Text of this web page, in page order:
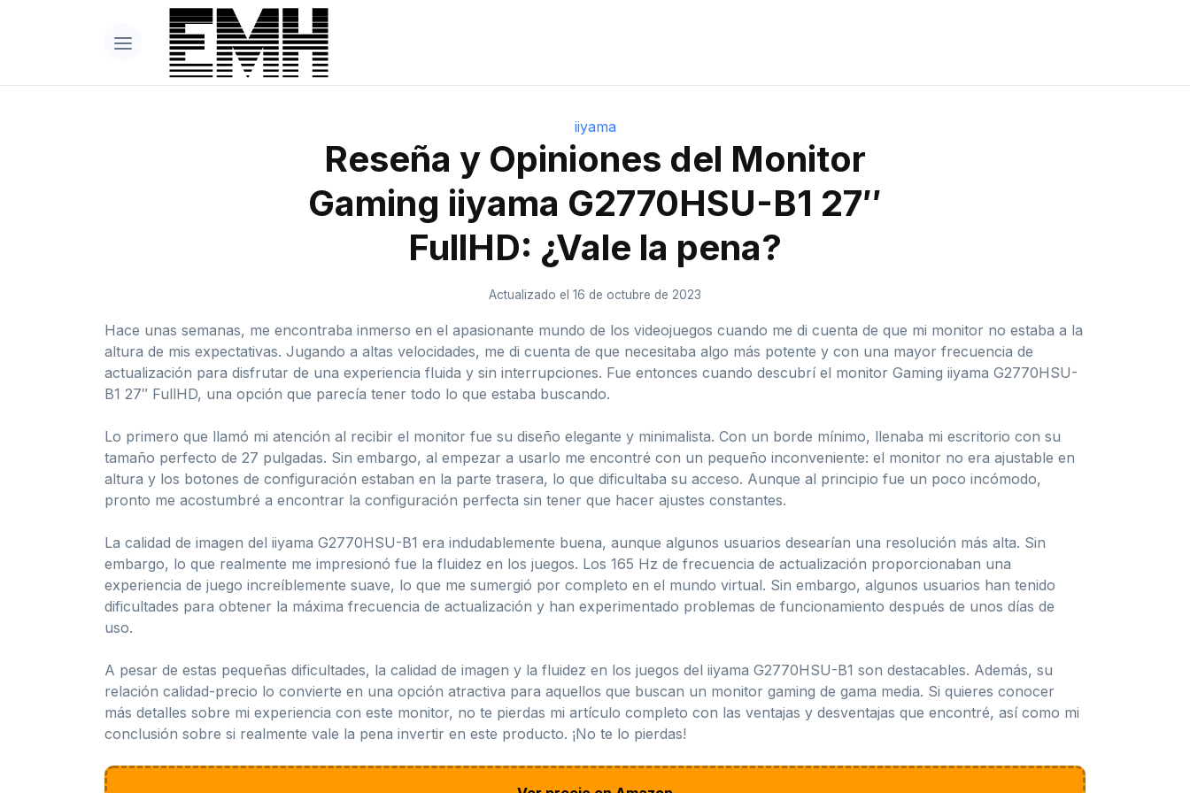
iiyama
Reseña y Opiniones del Monitor
Gaming iiyama G2770HSU-B1 27″
FullHD: ¿Vale la pena?
Actualizado el 16 de octubre de 2023
Hace unas semanas, me encontraba inmerso en el apasionante mundo de los videojuegos cuando me di cuenta de que mi monitor no estaba a la
altura de mis expectativas. Jugando a altas velocidades, me di cuenta de que necesitaba algo más potente y con una mayor frecuencia de
actualización para disfrutar de una experiencia fluida y sin interrupciones. Fue entonces cuando descubrí el monitor Gaming iiyama G2770HSU-
B1 27″ FullHD, una opción que parecía tener todo lo que estaba buscando.
Lo primero que llamó mi atención al recibir el monitor fue su diseño elegante y minimalista. Con un borde mínimo, llenaba mi escritorio con su
tamaño perfecto de 27 pulgadas. Sin embargo, al empezar a usarlo me encontré con un pequeño inconveniente: el monitor no era ajustable en
altura y los botones de configuración estaban en la parte trasera, lo que dificultaba su acceso. Aunque al principio fue un poco incómodo,
pronto me acostumbré a encontrar la configuración perfecta sin tener que hacer ajustes constantes.
La calidad de imagen del iiyama G2770HSU-B1 era indudablemente buena, aunque algunos usuarios desearían una resolución más alta. Sin
embargo, lo que realmente me impresionó fue la fluidez en los juegos. Los 165 Hz de frecuencia de actualización proporcionaban una
experiencia de juego increíblemente suave, lo que me sumergió por completo en el mundo virtual. Sin embargo, algunos usuarios han tenido
dificultades para obtener la máxima frecuencia de actualización y han experimentado problemas de funcionamiento después de unos días de
uso.
A pesar de estas pequeñas dificultades, la calidad de imagen y la fluidez en los juegos del iiyama G2770HSU-B1 son destacables. Además, su
relación calidad-precio lo convierte en una opción atractiva para aquellos que buscan un monitor gaming de gama media. Si quieres conocer
más detalles sobre mi experiencia con este monitor, no te pierdas mi artículo completo con las ventajas y desventajas que encontré, así como mi
conclusión sobre si realmente vale la pena invertir en este producto. ¡No te lo pierdas!